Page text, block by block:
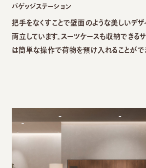
バゲッジステーション
把手をなくすことで壁面のような美しいデ
両立しています。スーツケースも収納できる
は簡単な操作で荷物を預け入れることがで